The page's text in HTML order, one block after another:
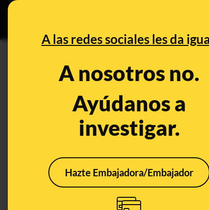
A las redes sociales les da
A nosotros no.
Ayúdanos a
investigar.
Hazte Embajadora/Embajador
No, Begoña Gómez no ha
Universidad Complutense
doctores y catedráticos
Mar 15, 2021, 12:30:38 PM